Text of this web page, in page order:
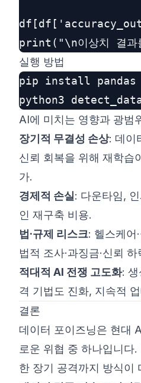
실행 방법
pip install pandas
AI에 미치는 영향과 광범
장기적 무결성 손상: 데이
신뢰 회복을 위해 재학습
가.
경제적 손실 : 다운타임,
인 재구축 비용.
법·규제 리스크: 헬스케어
법적 조사·과징금·신뢰 하
적대적 AI 전쟁 고도화: 생
격 기법도 진화, 지속적
결론
데이터 포이즈닝은 현대
로운 위협 중 하나입니다
한 장기 공격까지 방식이